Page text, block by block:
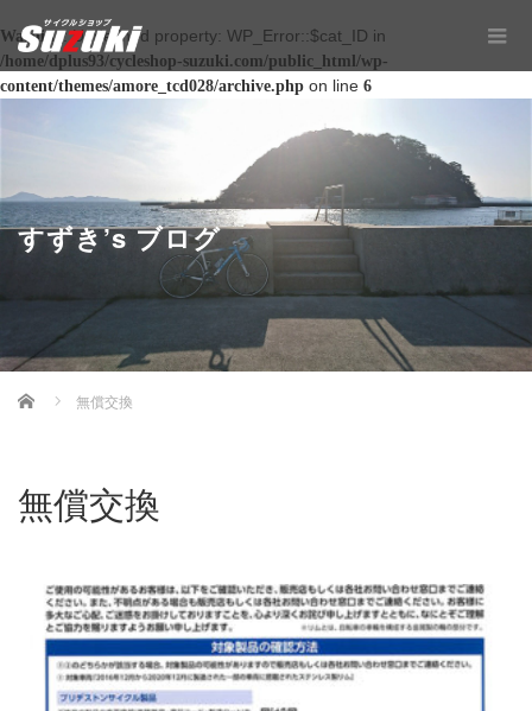
Warning: Undefined property: WP_Error::$cat_ID in
/home/dplus93/cycleshop-suzuki.com/public_html/wp-
content/themes/amore_tcd028/archive.php on line 6
すずき’s ブログ
Home 無償交換
無償交換